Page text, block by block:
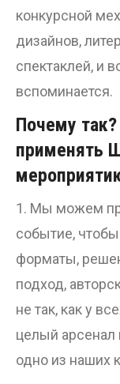
конкурсной
дизайнов,
спектаклей, и
вспоминается.
Почему
применять
1. Мы можем
событие,
форматы,
подход,
не так, как у
целый арсенал
одно из наших